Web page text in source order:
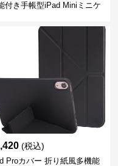
付き手帳型iPad Miniミニケ
(税込)
Proカバー 折り紙風多機能